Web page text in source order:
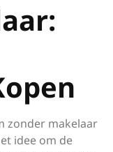
zonder makelaar
idee om de